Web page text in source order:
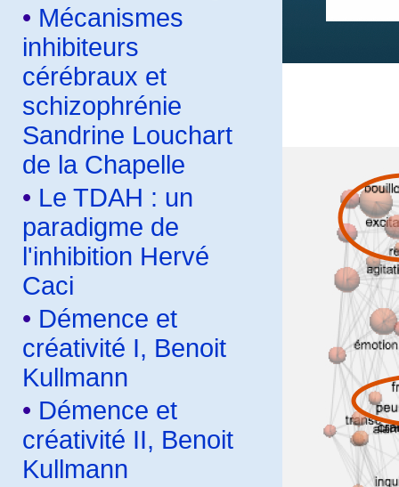
• Mécanismes
inhibiteurs
cérébraux et
schizophrénie
Sandrine Louchart
de la Chapelle
• Le TDAH : un
paradigme de
l'inhibition Hervé
Caci
• Démence et
créativité I, Benoit
Kullmann
• Démence et
créativité II, Benoit
Kullmann